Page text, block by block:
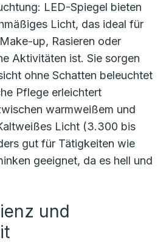
LED-Spiegel bieten
Licht, das ideal für
up, Rasieren oder
Aktivitäten ist. Sie sorgen
ohne Schatten beleuchtet
Pflege erleichtert
warmweißem und
Licht (3.300 bis
gut für Tätigkeiten wie
geeignet, da es hell und
und